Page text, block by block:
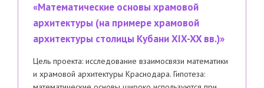
«Математические основы храмовой
архитектуры (на примере храмовой
архитектуры столицы Кубани XIX-XX вв.)»
Цель проекта: исследование взаимосвязи математики
и храмовой архитектуры Краснодара. Гипотеза: